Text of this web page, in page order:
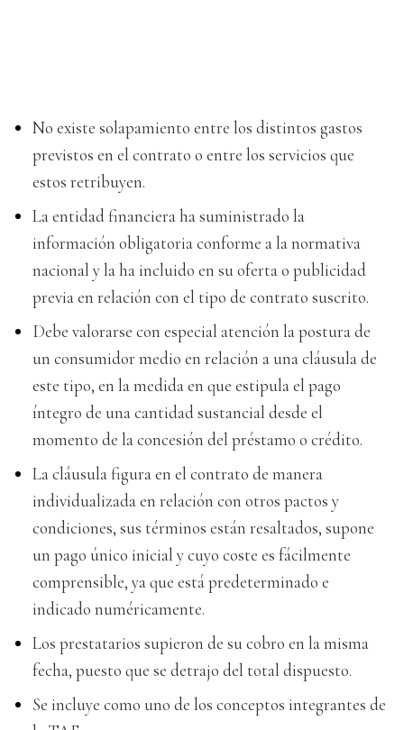
No existe solapamiento entre los distintos gastos
previstos en el contrato o entre los servicios que
estos retribuyen.
La entidad financiera ha suministrado la
información obligatoria conforme a la normativa
nacional y la ha incluido en su oferta o publicidad
previa en relación con el tipo de contrato suscrito.
Debe valorarse con especial atención la postura de
un consumidor medio en relación a una cláusula de
este tipo, en la medida en que estipula el pago
íntegro de una cantidad sustancial desde el
momento de la concesión del préstamo o crédito.
La cláusula figura en el contrato de manera
individualizada en relación con otros pactos y
condiciones, sus términos están resaltados, supone
un pago único inicial y cuyo coste es fácilmente
comprensible, ya que está predeterminado e
indicado numéricamente.
Los prestatarios supieron de su cobro en la misma
fecha, puesto que se detrajo del total dispuesto.
Se incluye como uno de los conceptos integrantes de